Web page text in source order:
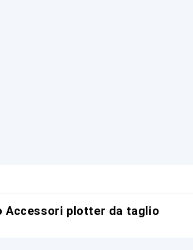
Accessori plotter da taglio